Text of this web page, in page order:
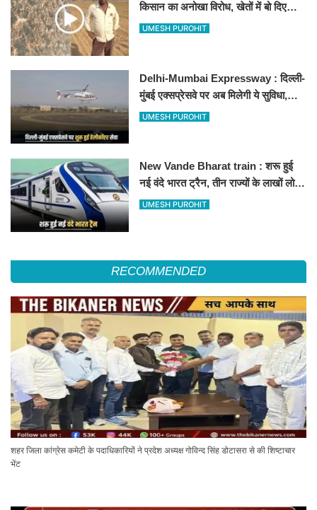
किसान का अनोखा विरोध, खेतों में बो दिए
500-500 रुपए के नोट, वीडियो वायरल
UMESH PUROHIT
Delhi-Mumbai Expressway : दिल्ली-
मुंबई एक्सप्रेसवे पर अब मिलेगी ये सुविधा,
हेलीकॉप्टर सर्विस से तुरंत घायल पहुंचेगा
UMESH PUROHIT
New Vande Bharat train : शरू हुई
नई वंदे भारत ट्रैन, तीन राज्यों के लाखों लोगों
का सफर होगा आसान, देखें पूरा रूटमैप
UMESH PUROHIT
RECOMMENDED
शहर जिला कांग्रेस कमेटी के पदाधिकारियों ने प्रदेश अध्यक्ष गोविन्द सिंह डोटासरा से की शिष्टाचार
भेंट